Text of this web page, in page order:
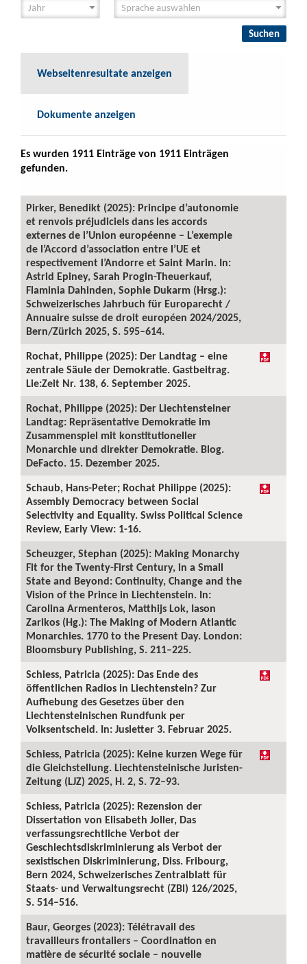
Webseitenresultate anzeigen
Dokumente anzeigen
Es wurden 1911 Einträge von 1911 Einträgen
gefunden.
Pirker, Benedikt (2025): Principe d’autonomie
et renvois préjudiciels dans les accords
externes de l’Union européenne – L’exemple
de l’Accord d’association entre l’UE et
respectivement l’Andorre et Saint Marin. In:
Astrid Epiney, Sarah Progin-Theuerkauf,
Flaminia Dahinden, Sophie Dukarm (Hrsg.):
Schweizerisches Jahrbuch für Europarecht /
Annuaire suisse de droit européen 2024/2025,
Bern/Zürich 2025, S. 595–614.
Rochat, Philippe (2025): Der Landtag – eine
zentrale Säule der Demokratie. Gastbeitrag.
Lie:Zeit Nr. 138, 6. September 2025.
Rochat, Philippe (2025): Der Liechtensteiner
Landtag: Repräsentative Demokratie im
Zusammenspiel mit konstitutioneller
Monarchie und direkter Demokratie. Blog.
DeFacto. 15. Dezember 2025.
Schaub, Hans-Peter; Rochat Philippe (2025):
Assembly Democracy between Social
Selectivity and Equality. Swiss Political Science
Review, Early View: 1-16.
Scheuzger, Stephan (2025): Making Monarchy
Fit for the Twenty-First Century, in a Small
State and Beyond: Continuity, Change and the
Vision of the Prince in Liechtenstein. In:
Carolina Armenteros, Matthijs Lok, Iason
Zarikos (Hg.): The Making of Modern Atlantic
Monarchies. 1770 to the Present Day. London:
Bloomsbury Publishing, S. 211–225.
Schiess, Patricia (2025): Das Ende des
öffentlichen Radios in Liechtenstein? Zur
Aufhebung des Gesetzes über den
Liechtensteinischen Rundfunk per
Volksentscheid. In: Jusletter 3. Februar 2025.
Schiess, Patricia (2025): Keine kurzen Wege für
die Gleichstellung. Liechtensteinische Juristen-
Zeitung (LJZ) 2025, H. 2, S. 72–93.
Schiess, Patricia (2025): Rezension der
Dissertation von Elisabeth Joller, Das
verfassungsrechtliche Verbot der
Geschlechtsdiskriminierung als Verbot der
sexistischen Diskriminierung, Diss. Fribourg,
Bern 2024, Schweizerisches Zentralblatt für
Staats- und Verwaltungsrecht (ZBl) 126/2025,
S. 514–516.
Baur, Georges (2023): Télétravail des
travailleurs frontaliers – Coordination en
matière de sécurité sociale – nouvelle